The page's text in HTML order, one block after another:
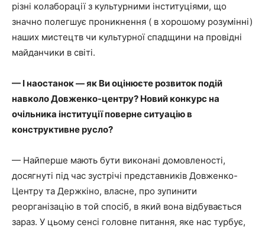
різні колаборації з культурними інституціями, що
значно полегшує проникнення ( в хорошому розумінні)
наших мистецтв чи культурної спадщини на провідні
майданчики в світі.
— І наостанок — як Ви оцінюєте розвиток подій
навколо Довженко-центру? Новий конкурс на
очільника інституції поверне ситуацію в
конструктивне русло?
— Найперше мають бути виконані домовленості,
досягнуті під час зустрічі представників Довженко-
Центру та Держкіно, власне, про зупинити
реорганізацію в той спосіб, в який вона відбувається
зараз. У цьому сенсі головне питання, яке нас турбує,